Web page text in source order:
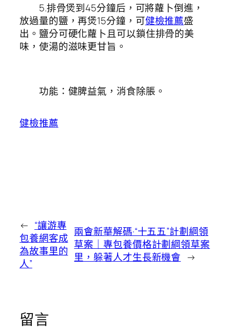
5.排骨煲到45分鐘后，可將蘿卜倒進，
放過量的鹽，再煲15分鐘，可健檢推薦盛
出。鹽分可硬化蘿卜且可以鎖住排骨的美
味，使湯的滋味更甘旨。
功能：健脾益氣，消食除脹。
健檢推薦
← “讓游專
包養網客成
為故事里的
人”
兩會新華解碼·“十五五”計劃綱領
草案｜專包養價格計劃綱領草案
里，躲著人才生長新機會 →
留言